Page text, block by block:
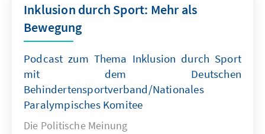
Inklusion durch Sport: Mehr als
Bewegung
Podcast zum Thema Inklusion durch Sport
mit dem Deutschen
Behindertensportverband/Nationales
Paralympisches Komitee
Die Politische Meinung